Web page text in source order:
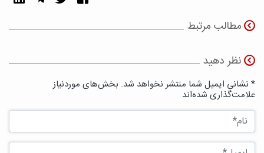
مطالب مرتبط
نظر دهید
* نشانی ایمیل شما منتشر نخواهد شد. بخش‌های موردنیاز
علامت‌گذاری شده‌اند